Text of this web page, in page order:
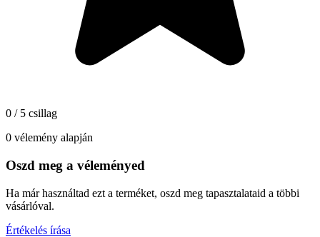
0 / 5 csillag
0 vélemény alapján
Oszd meg a véleményed
Ha már használtad ezt a terméket, oszd meg tapasztalataid a többi
vásárlóval.
Értékelés írása